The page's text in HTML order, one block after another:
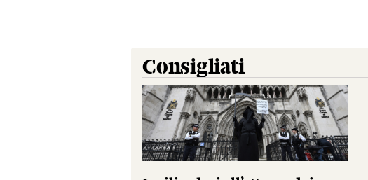
Consigliati